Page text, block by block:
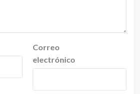
Correo
electrónico